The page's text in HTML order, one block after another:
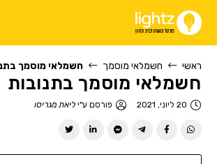
ראשי חשמלאי מוסמך חשמלאי מוסמך
חשמלאי מוסמך בתנובות
20 ליוני, 2021 פורסם ע"יליאת מגריסו